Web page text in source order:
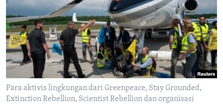
Para aktivis lingkungan dari Greenpeace, Stay Grounded,
Extinction Rebellion, Scientist Rebellion dan organisasi